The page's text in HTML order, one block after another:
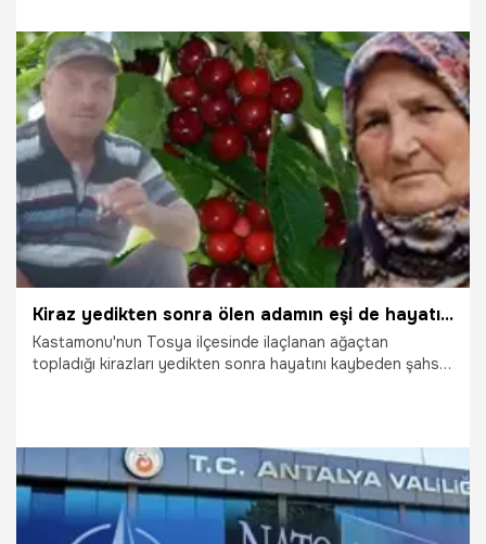
arasına sıkışmış halde AFAD ekiplerince bulundu.
17.07.2026 Gündem
Kiraz yedikten sonra ölen adamın eşi de hayatını kaybetti
Kastamonu'nun Tosya ilçesinde ilaçlanan ağaçtan
topladığı kirazları yedikten sonra hayatını kaybeden şahsın
12.07.2026 Gündem